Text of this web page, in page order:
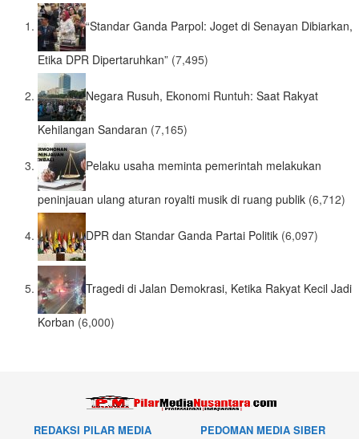
“Standar Ganda Parpol: Joget di Senayan Dibiarkan,
Etika DPR Dipertaruhkan” (7,495)
Negara Rusuh, Ekonomi Runtuh: Saat Rakyat
Kehilangan Sandaran (7,165)
Pelaku usaha meminta pemerintah melakukan
peninjauan ulang aturan royalti musik di ruang publik (6,712)
DPR dan Standar Ganda Partai Politik (6,097)
Tragedi di Jalan Demokrasi, Ketika Rakyat Kecil Jadi
Korban (6,000)
REDAKSI PILAR MEDIA PEDOMAN MEDIA SIBER